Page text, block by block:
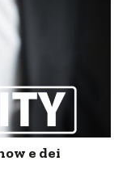
e dei